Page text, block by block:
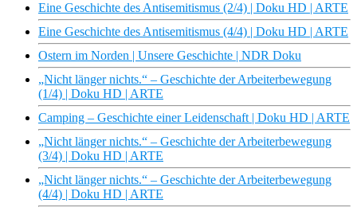
Eine Geschichte des Antisemitismus (2/4) | Doku HD | ARTE
Eine Geschichte des Antisemitismus (4/4) | Doku HD | ARTE
Ostern im Norden | Unsere Geschichte | NDR Doku
„Nicht länger nichts.“ – Geschichte der Arbeiterbewegung
(1/4) | Doku HD | ARTE
Camping – Geschichte einer Leidenschaft | Doku HD | ARTE
„Nicht länger nichts.“ – Geschichte der Arbeiterbewegung
(3/4) | Doku HD | ARTE
„Nicht länger nichts.“ – Geschichte der Arbeiterbewegung
(4/4) | Doku HD | ARTE